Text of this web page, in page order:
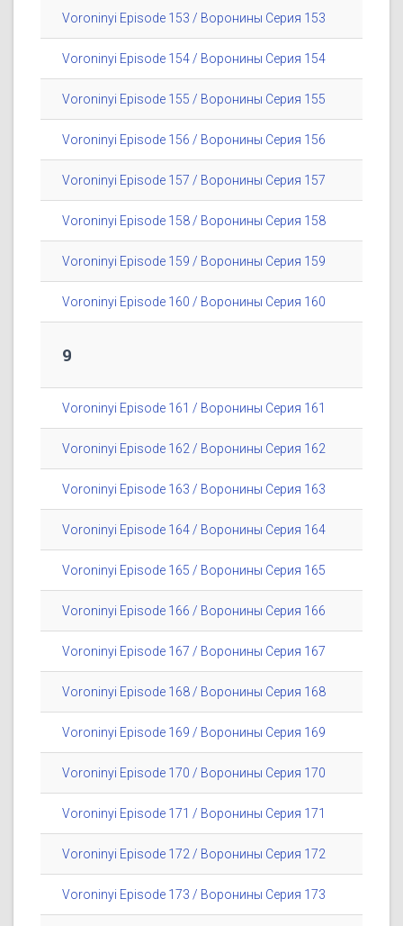
Voroninyi Episode 153 / Воронины Серия 153
Voroninyi Episode 154 / Воронины Серия 154
Voroninyi Episode 155 / Воронины Серия 155
Voroninyi Episode 156 / Воронины Серия 156
Voroninyi Episode 157 / Воронины Серия 157
Voroninyi Episode 158 / Воронины Серия 158
Voroninyi Episode 159 / Воронины Серия 159
Voroninyi Episode 160 / Воронины Серия 160
9
Voroninyi Episode 161 / Воронины Серия 161
Voroninyi Episode 162 / Воронины Серия 162
Voroninyi Episode 163 / Воронины Серия 163
Voroninyi Episode 164 / Воронины Серия 164
Voroninyi Episode 165 / Воронины Серия 165
Voroninyi Episode 166 / Воронины Серия 166
Voroninyi Episode 167 / Воронины Серия 167
Voroninyi Episode 168 / Воронины Серия 168
Voroninyi Episode 169 / Воронины Серия 169
Voroninyi Episode 170 / Воронины Серия 170
Voroninyi Episode 171 / Воронины Серия 171
Voroninyi Episode 172 / Воронины Серия 172
Voroninyi Episode 173 / Воронины Серия 173